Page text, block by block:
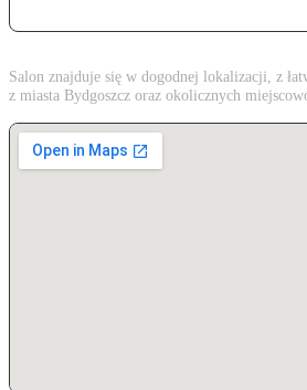
Salon znajduje się w dogodnej lokalizacji, z
z miasta Bydgoszcz oraz okolicznych